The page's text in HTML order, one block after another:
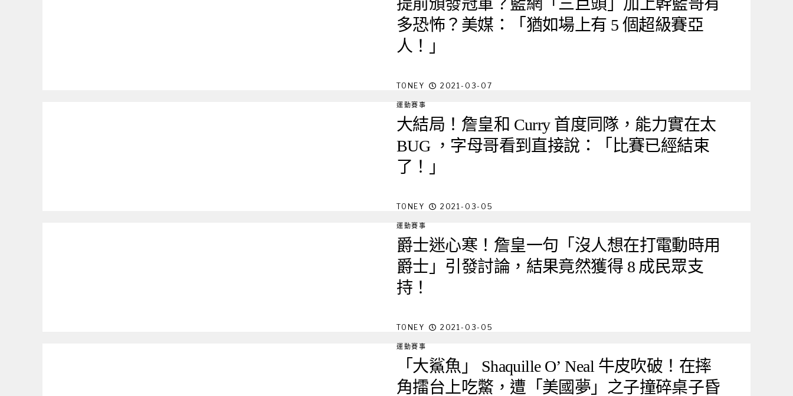
提前頒發冠軍？籃網「三巨頭」加上幹籃哥有
多恐怖？美媒：「猶如場上有 5 個超級賽亞
人！」
TONEY 2021-03-07
運動賽事
大結局！詹皇和 Curry 首度同隊，能力實在太
BUG ，字母哥看到直接說：「比賽已經結束
了！」
TONEY 2021-03-05
運動賽事
爵士迷心寒！詹皇一句「沒人想在打電動時用
爵士」引發討論，結果竟然獲得 8 成民眾支
持！
TONEY 2021-03-05
運動賽事
「大鯊魚」 Shaquille O’ Neal 牛皮吹破！在摔
角擂台上吃鱉，遭「美國夢」之子撞碎桌子昏